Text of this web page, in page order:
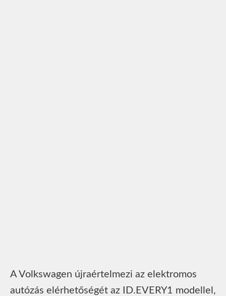
A Volkswagen újraértelmezi az elektromos
autózás elérhetőségét az ID.EVERY1 modellel,